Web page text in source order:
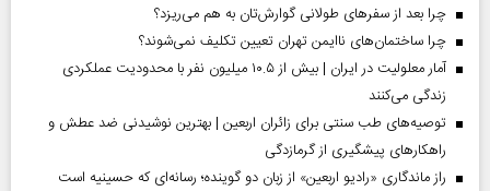
چرا بعد از سفرهای طولانی گوارش‌تان به هم می‌ریزد؟
چرا ساختمان‌های ناایمن تهران تعیین تکلیف نمی‌شوند؟
آمار معلولیت در ایران | بیش از ۱۰.۵ میلیون نفر با محدودیت عملکردی
زندگی می‌کنند
توصیه‌های طب سنتی برای زائران اربعین | بهترین نوشیدنی ضد عطش و
راهکارهای پیشگیری از گرمازدگی
راز ماندگاری «رادیو اربعین» از زبان دو گوینده؛ رسانه‌ای که حسینیه است